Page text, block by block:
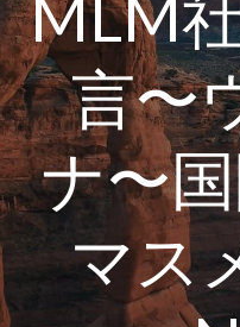
MLM
言〜
ナ〜
マス